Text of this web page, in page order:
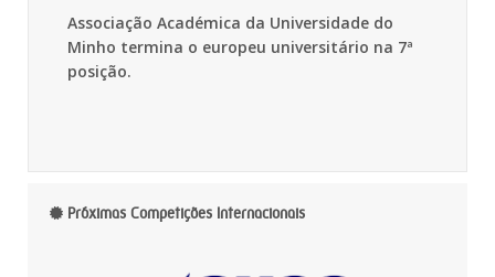
Associação Académica da Universidade do
Minho termina o europeu universitário na 7ª
posição.
Próximas Competições Internacionais